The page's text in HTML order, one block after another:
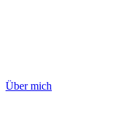
Über mich